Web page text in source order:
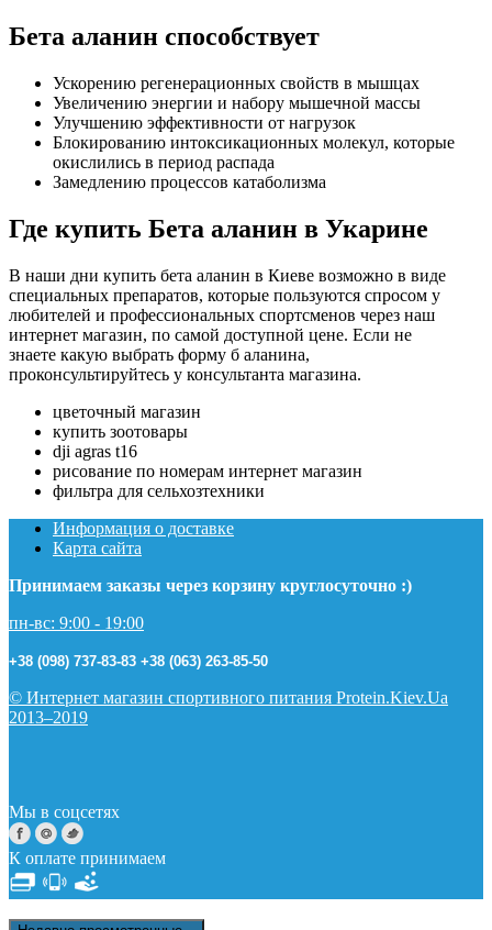
Бета аланин способствует
Ускорению регенерационных свойств в мышцах
Увеличению энергии и набору мышечной массы
Улучшению эффективности от нагрузок
Блокированию интоксикационных молекул, которые
окислились в период распада
Замедлению процессов катаболизма
Где купить Бета аланин в Укарине
В наши дни купить бета аланин в Киеве возможно в виде
специальных препаратов, которые пользуются спросом у
любителей и профессиональных спортсменов через наш
интернет магазин, по самой доступной цене. Если не
знаете какую выбрать форму б аланина,
проконсультируйтесь у консультанта магазина.
цветочный магазин
купить зоотовары
dji agras t16
рисование по номерам интернет магазин
фильтра для сельхозтехники
Информация о доставке
Карта сайта
Принимаем заказы через корзину круглосуточно :)
пн-вс: 9:00 - 19:00
+38 (098) 737-83-83 +38 (063) 263-85-50
© Интернет магазин спортивного питания Protein.Kiev.Ua
2013–2019
Мы в соцсетях
К оплате принимаем